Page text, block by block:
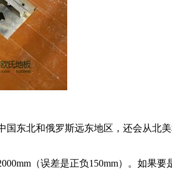
东北和俄罗斯远东地区，还会从北
（误差是正负150mm）。如果要